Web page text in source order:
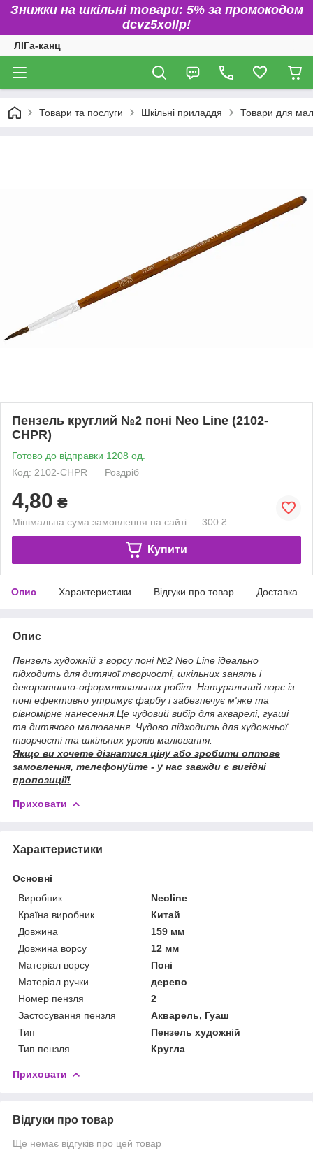
Знижки на шкільні товари: 5% за промокодом
dcvz5xollp!
ЛІГа-канц
Товари та послуги Шкільні приладдя Товари для
Пензель круглий №2 поні Neo Line (2102-
CHPR)
Готово до відправки 1208 од.
Код: 2102-CHPR
Роздріб
4,80 ₴
Мінімальна сума замовлення на сайті — 300 ₴
Купити
Опис Характеристики Відгуки про товар Доставка
Опис
Пензель художній з ворсу поні №2 Neo Line ідеально
підходить для дитячої творчості, шкільних занять і
декоративно-оформлювальних робіт. Натуральний ворс із
поні ефективно утримує фарбу і забезпечує м'яке та
рівномірне нанесення.Це чудовий вибір для акварелі, гуаші
та дитячого малювання. Чудово підходить для художньої
творчості та шкільних уроків малювання.
Якщо ви хочете дізнатися ціну або зробити оптове
замовлення, телефонуйте - у нас завжди є вигідні
пропозиції!
Приховати
Характеристики
Основні
Виробник
Neoline
Країна виробник
Китай
Довжина
159 мм
Довжина ворсу
12 мм
Матеріал ворсу
Поні
Матеріал ручки
дерево
Номер пензля
2
Застосування пензля
Акварель, Гуаш
Тип
Пензель художній
Тип пензля
Кругла
Приховати
Відгуки про товар
Ще немає відгуків про цей товар